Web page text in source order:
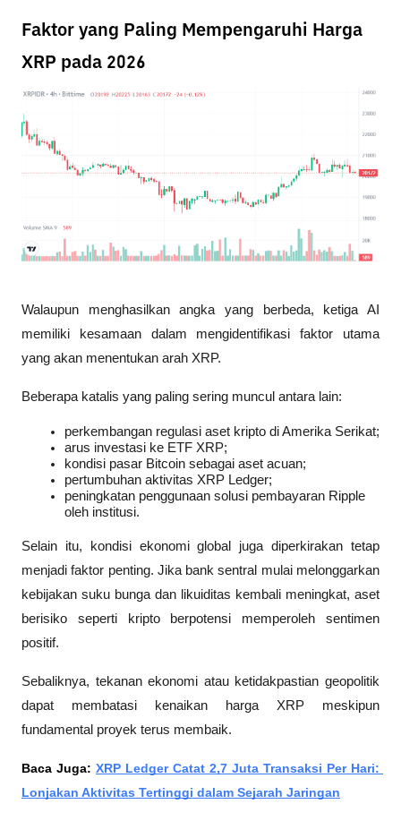
Faktor yang Paling Mempengaruhi Harga
XRP pada 2026
Walaupun menghasilkan angka yang berbeda, ketiga AI
memiliki kesamaan dalam mengidentifikasi faktor utama
yang akan menentukan arah XRP.
Beberapa katalis yang paling sering muncul antara lain:
perkembangan regulasi aset kripto di Amerika Serikat;
arus investasi ke ETF XRP;
kondisi pasar Bitcoin sebagai aset acuan;
pertumbuhan aktivitas XRP Ledger;
peningkatan penggunaan solusi pembayaran Ripple
oleh institusi.
Selain itu, kondisi ekonomi global juga diperkirakan tetap
menjadi faktor penting. Jika bank sentral mulai melonggarkan
kebijakan suku bunga dan likuiditas kembali meningkat, aset
berisiko seperti kripto berpotensi memperoleh sentimen
positif.
Sebaliknya, tekanan ekonomi atau ketidakpastian geopolitik
dapat membatasi kenaikan harga XRP meskipun
fundamental proyek terus membaik.
Baca Juga: XRP Ledger Catat 2,7 Juta Transaksi Per Hari:
Lonjakan Aktivitas Tertinggi dalam Sejarah Jaringan